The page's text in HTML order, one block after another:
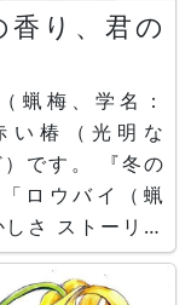
香り、君の
蝋梅、学名：
い椿（光明な
。 『冬の
ロウバイ（蝋
さ ストーリー
ん 「ロウ
さん 雪